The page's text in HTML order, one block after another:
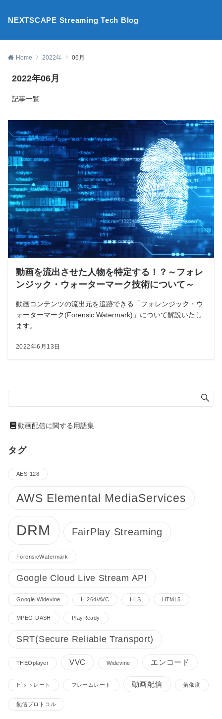
NEXTSCAPE Streaming Tech Blog
Home 2022年 06月
2022年06月
記事一覧
動画を流出させた人物を特定する！？～フォレ
ンジック・ウォーターマーク技術について～
動画コンテンツの流出元を追跡できる「フォレンジック・ウ
ォーターマーク(Forensic Watermark)」について解説いたし
ます。
2022年6月13日
動画配信に関する用語集
タグ
AES-128
AWS Elemental MediaServices
DRM FairPlay Streaming
ForensicWatermark
Google Cloud Live Stream API
Google Widevine H.264/AVC HLS HTML5
MPEG-DASH PlayReady
SRT(Secure Reliable Transport)
THEOplayer VVC Widevine エンコード
ビットレート フレームレート 動画配信 解像度
配信プロトコル